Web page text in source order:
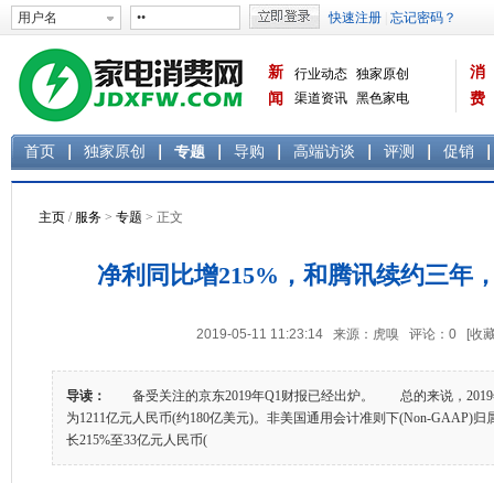
新
闻
行业动态 独家原创
渠道资讯 黑色家电
消
费
首页 独家原创 专题 导购 高端访谈 评测 促销
主页 / 服务 > 专题 > 正文
净利同比增215%，和腾讯续约三年
2019-05-11 11:23:14 来源：虎嗅 评论： 0 [收
导读：
备受关注的京东2019年Q1财报已经出炉。 总的来说，2019
为1211亿元人民币(约180亿美元)。非美国通用会计准则下(Non-GAAP)
长215%至33亿元人民币(